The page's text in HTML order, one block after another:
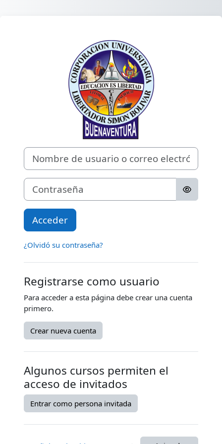
Entrar a
Nombre de usuario o correo electrónico
Contraseña
Acceder
¿Olvidó su contraseña?
Registrarse como usuario
Para acceder a esta página debe crear una cuenta
primero.
Crear nueva cuenta
Algunos cursos permiten el
acceso de invitados
Entrar como persona invitada